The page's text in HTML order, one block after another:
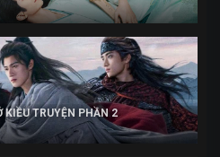
KIỀU TRUYỆN PHẦN 2